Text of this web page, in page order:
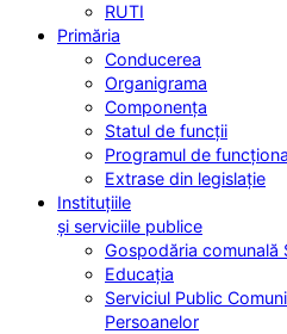
RUTI
Primăria
Conducerea
Organigrama
Componența
Statul de funcții
Programul de
Extrase din legislație
Instituțiile
și serviciile publice
Gospodăria comunală
Educația
Serviciul Public
Persoanelor